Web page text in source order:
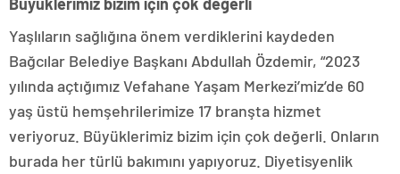
Yaşlıların sağlığına önem verdiklerini kaydeden
Bağcılar Belediye Başkanı Abdullah Özdemir, “2023
yılında açtığımız Vefahane Yaşam Merkezi’miz’de 60
yaş üstü hemşehrilerimize 17 branşta hizmet
veriyoruz. Büyüklerimiz bizim için çok değerli. Onların
burada her türlü bakımını yapıyoruz. Diyetisyenlik